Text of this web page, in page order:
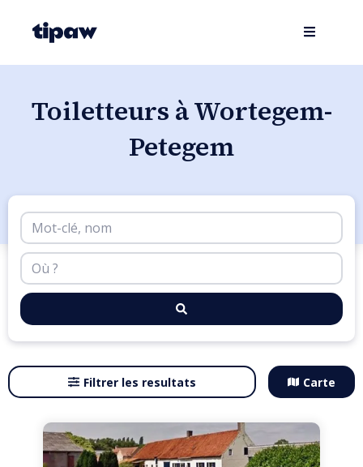
Toiletteurs à Wortegem-
Petegem
Filtrer les resultats Carte